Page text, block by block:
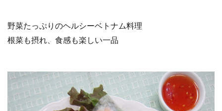
野菜たっぷりのヘルシーベトナム料理
根菜も摂れ、食感も楽しい一品